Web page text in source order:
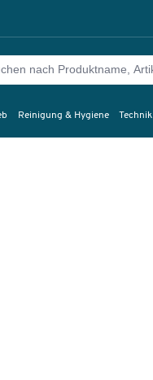
Reinigung & Hygiene Technik